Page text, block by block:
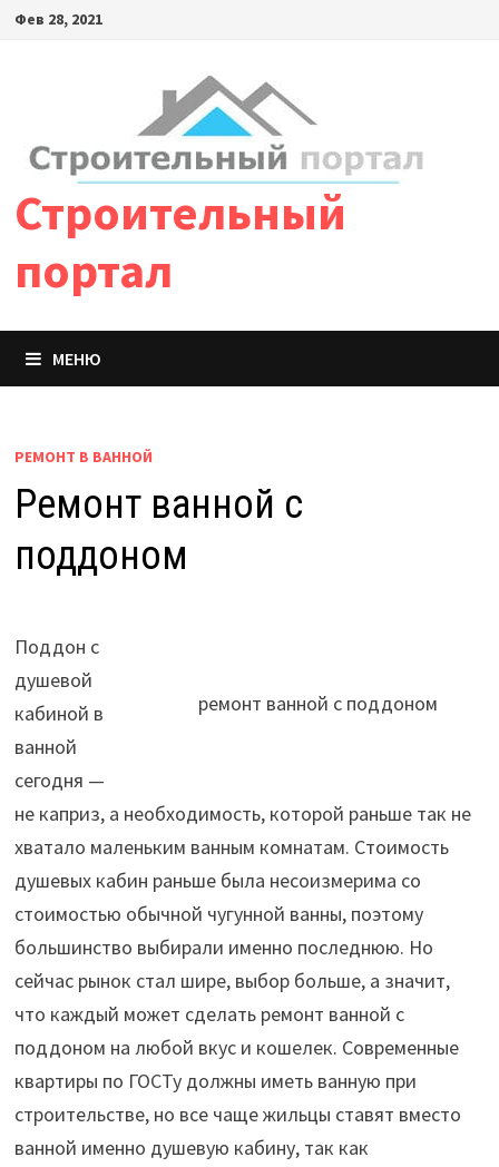
Фев 28, 2021
Строительный
портал
МЕНЮ
РЕМОНТ В ВАННОЙ
Ремонт ванной с
поддоном
ремонт ванной с поддоном
Поддон с
душевой
кабиной в
ванной
сегодня —
не каприз, а необходимость, которой раньше так не
хватало маленьким ванным комнатам. Стоимость
душевых кабин раньше была несоизмерима со
стоимостью обычной чугунной ванны, поэтому
большинство выбирали именно последнюю. Но
сейчас рынок стал шире, выбор больше, а значит,
что каждый может сделать ремонт ванной с
поддоном на любой вкус и кошелек. Современные
квартиры по ГОСТу должны иметь ванную при
строительстве, но все чаще жильцы ставят вместо
ванной именно душевую кабину, так как